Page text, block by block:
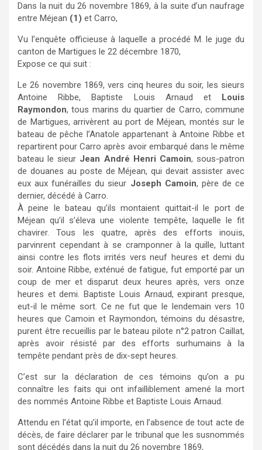
Dans la nuit du 26 novembre 1869, à la suite d’un naufrage
entre Méjean (1) et Carro,
Vu l’enquête officieuse à laquelle a procédé M. le juge du
canton de Martigues le 22 décembre 1870,
Expose ce qui suit :
Le 26 novembre 1869, vers cinq heures du soir, les sieurs
Antoine Ribbe, Baptiste Louis Arnaud et
Louis
Raymondon, tous marins du quartier de Carro, commune
de Martigues, arrivèrent au port de Méjean, montés sur le
bateau de pêche l’Anatole appartenant à Antoine Ribbe et
repartirent pour Carro après avoir embarqué dans le même
bateau le sieur Jean André Henri Camoin, sous-patron
de douanes au poste de Méjean, qui devait assister avec
eux aux funérailles du sieur Joseph Camoin, père de ce
dernier, décédé à Carro.
À peine le bateau qu’ils montaient quittait-il le port de
Méjean qu’il s’éleva une violente tempête, laquelle le fit
chavirer. Tous les quatre, après des efforts inouïs,
parvinrent cependant à se cramponner à la quille, luttant
ainsi contre les flots irrités vers neuf heures et demi du
soir. Antoine Ribbe, exténué de fatigue, fut emporté par un
coup de mer et disparut deux heures après, vers onze
heures et demi. Baptiste Louis Arnaud, expirant presque,
eut-il le même sort. Ce ne fut que le lendemain vers 10
heures que Camoin et Raymondon, témoins du désastre,
purent être recueillis par le bateau pilote n°2 patron Caillat,
après avoir résisté par des efforts surhumains à la
tempête pendant près de dix-sept heures.
C’est sur la déclaration de ces témoins qu’on a pu
connaître les faits qui ont infailliblement amené la mort
des nommés Antoine Ribbe et Baptiste Louis Arnaud.
Attendu en l’état qu’il importe, en l’absence de tout acte de
décès, de faire déclarer par le tribunal que les susnommés
sont décédés dans la nuit du 26 novembre 1869,